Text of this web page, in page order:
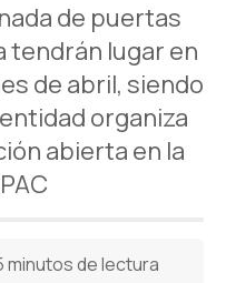
de puertas
tendrán lugar en
de abril, siendo
organiza
abierta en la
minutos de lectura